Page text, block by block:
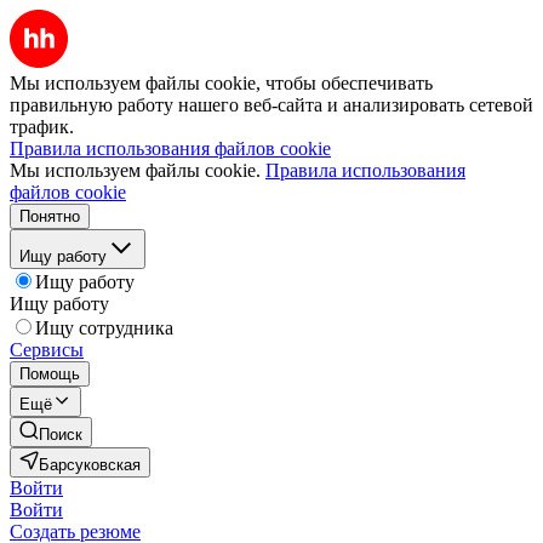
Мы используем файлы cookie, чтобы обеспечивать
правильную работу нашего веб-сайта и анализировать сетевой
трафик.
Правила использования файлов cookie
Мы используем файлы cookie. Правила использования
файлов cookie
Понятно
Ищу работу
Ищу работу
Ищу работу
Ищу сотрудника
Сервисы
Помощь
Ещё
Поиск
Барсуковская
Войти
Войти
Создать резюме